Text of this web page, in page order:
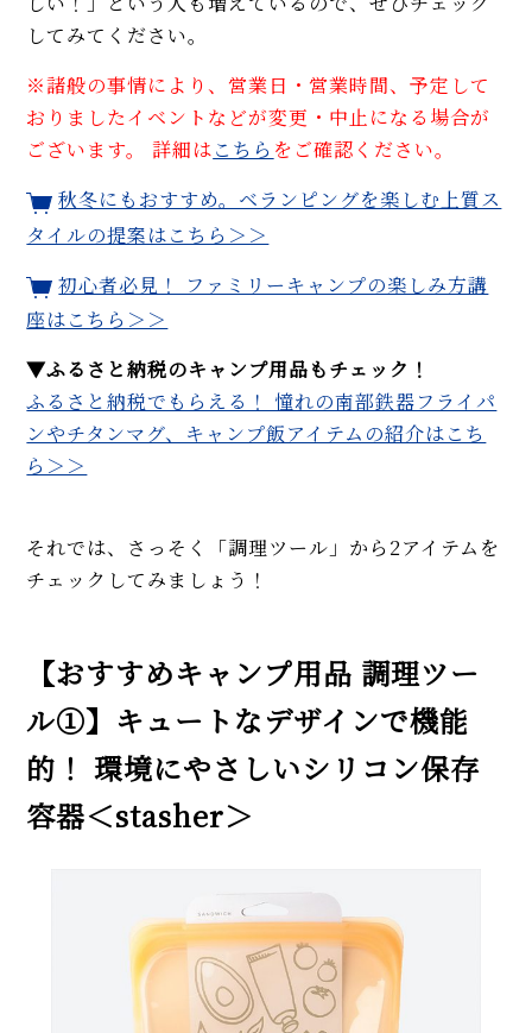
してみてください。
※諸般の事情により、営業日・営業時間、予定して
おりましたイベントなどが変更・中止になる場合が
ございます。 詳細はこちら をご確認ください。
秋冬にもおすすめ。ベランピングを楽しむ上質ス
タイルの提案はこちら＞＞
初心者必見！ ファミリーキャンプの楽しみ方講
座はこちら＞＞
▼ふるさと納税のキャンプ用品もチェック！
ふるさと納税でもらえる！ 憧れの南部鉄器フライパ
ンやチタンマグ、キャンプ飯アイテムの紹介はこち
ら＞＞
それでは、さっそく「調理ツール」から2アイテムを
チェックしてみましょう！
【おすすめキャンプ用品 調理ツー
ル①】キュートなデザインで機能
的！ 環境にやさしいシリコン保存
容器＜stasher＞